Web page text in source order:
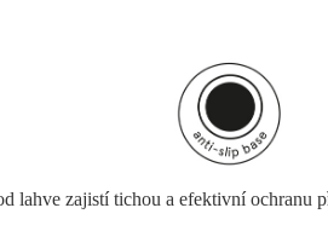
lahve zajistí tichou a efektivní ochranu